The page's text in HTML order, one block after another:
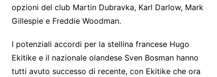
opzioni del club Martin Dubravka, Karl Darlow, Mark
Gillespie e Freddie Woodman.
I potenziali accordi per la stellina francese Hugo
Ekitike e il nazionale olandese Sven Bosman hanno
tutti avuto successo di recente, con Ekitike che ora